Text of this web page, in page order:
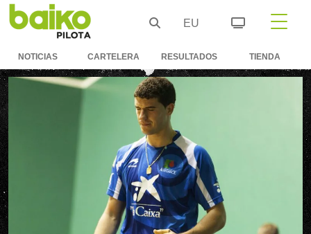
EU
NOTICIAS CARTELERA RESULTADOS TIENDA